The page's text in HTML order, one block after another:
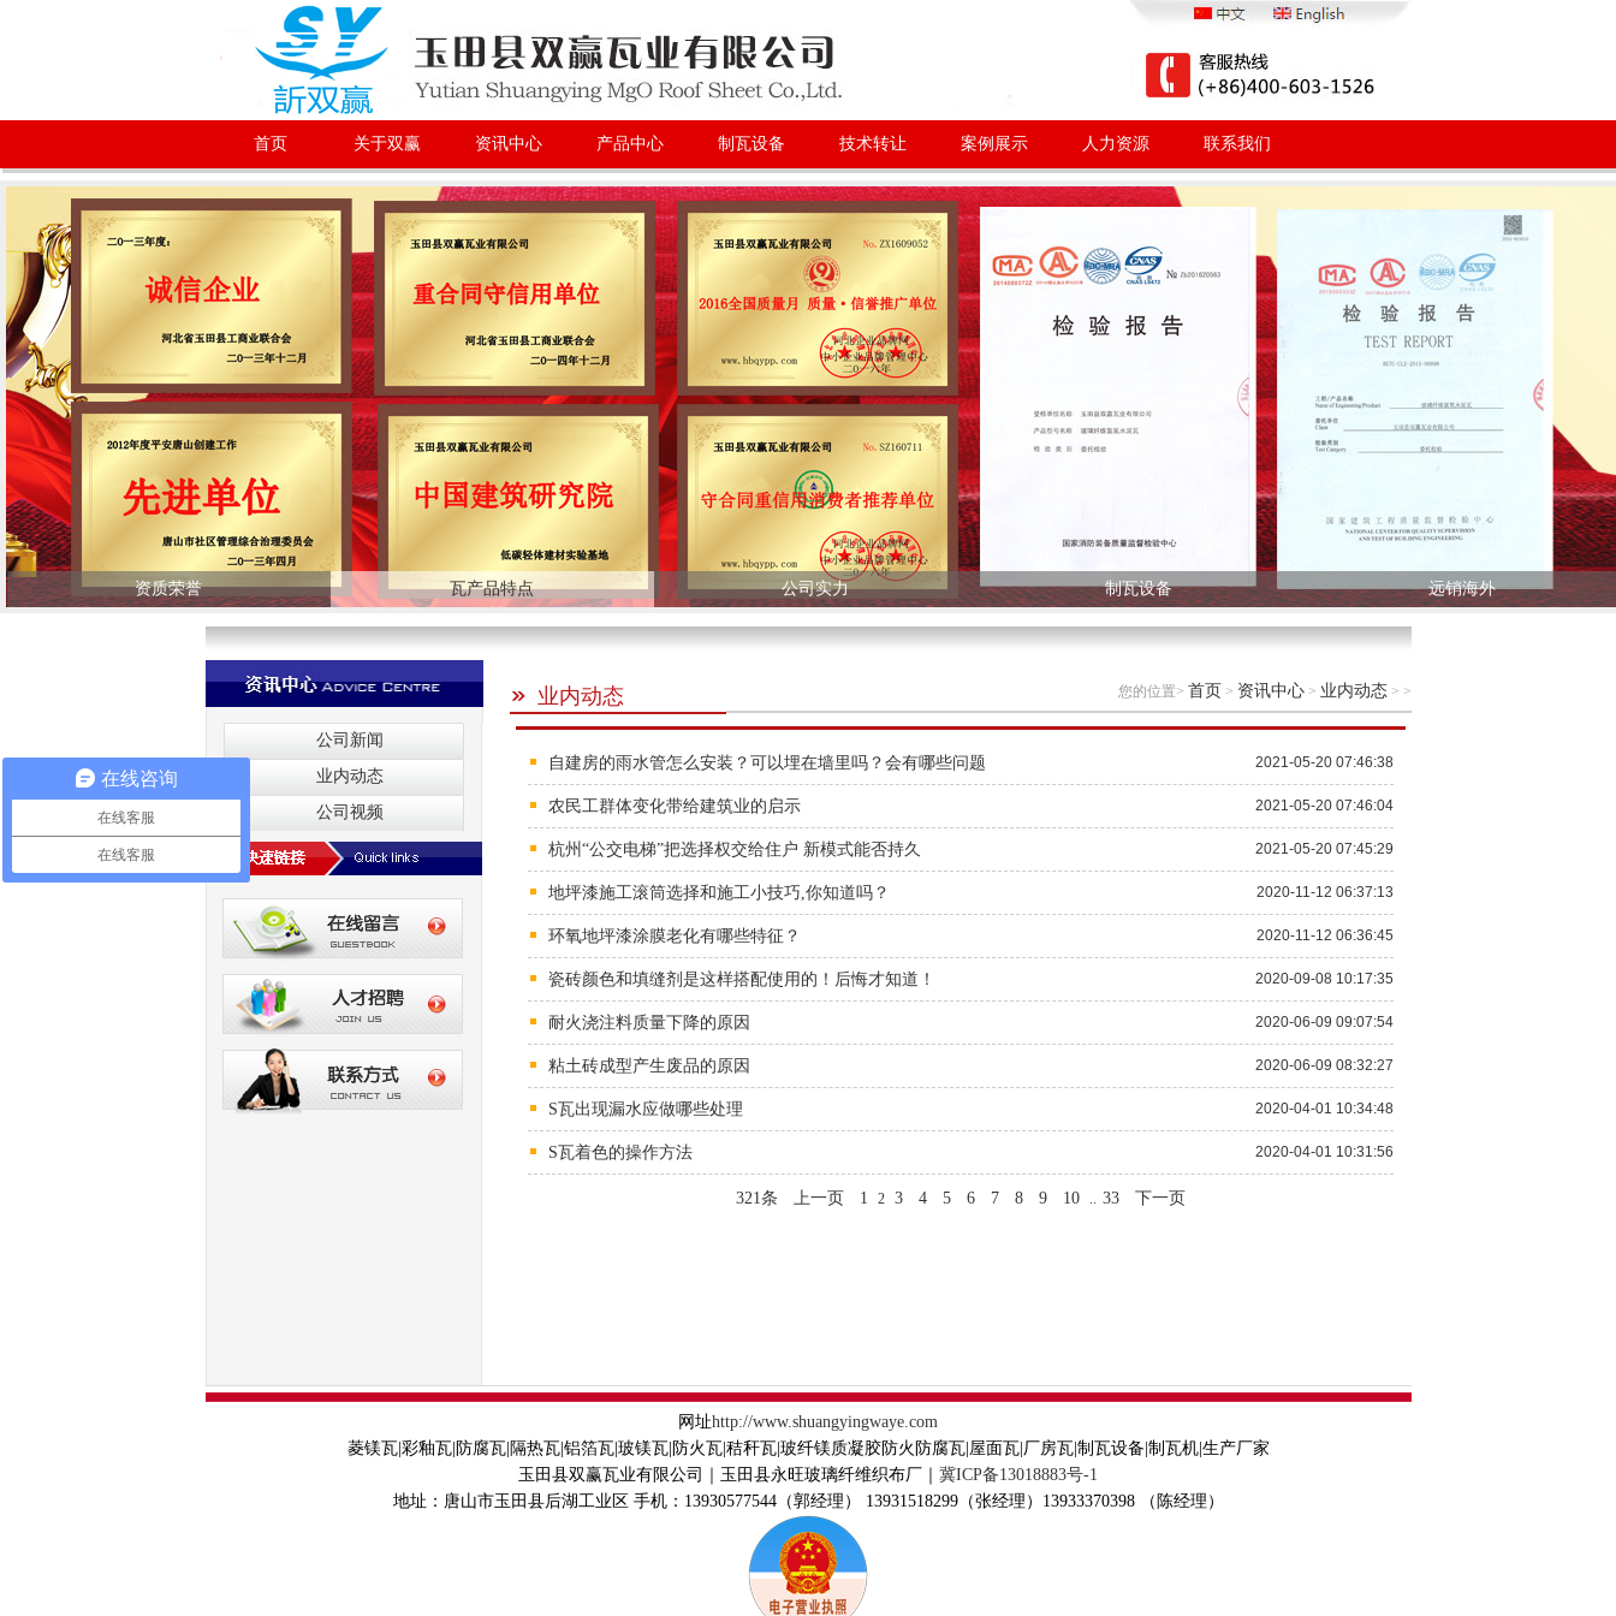
首页 关于双赢 资讯中心 产品中心 制瓦设备 技术转让 案例展示 人力资源 联系我们
资质荣誉 瓦产品特点 公司实力 制瓦设备 远销海外
公司新闻
业内动态
公司视频
业内动态 您的位置> 首页 > 资讯中心> 业内动态 > >
2021-05-20 07:46:38
自建房的雨水管怎么安装？可以埋在墙里吗？会有哪些问题
2021-05-20 07:46:04
农民工群体变化带给建筑业的启示
2021-05-20 07:45:29
杭州“公交电梯”把选择权交给住户 新模式能否持久
2020-11-12 06:37:13
地坪漆施工滚筒选择和施工小技巧,你知道吗？
2020-11-12 06:36:45
环氧地坪漆涂膜老化有哪些特征？
2020-09-08 10:17:35
瓷砖颜色和填缝剂是这样搭配使用的！后悔才知道！
2020-06-09 09:07:54
耐火浇注料质量下降的原因
2020-06-09 08:32:27
粘土砖成型产生废品的原因
2020-04-01 10:34:48
S瓦出现漏水应做哪些处理
2020-04-01 10:31:56
S瓦着色的操作方法
321条 上一页 1 2 3 4 5 6 7 8 9 10 .. 33 下一页
网址http://www.shuangyingwaye.com
菱镁瓦|彩釉瓦|防腐瓦|隔热瓦|铝箔瓦|玻镁瓦|防火瓦|秸秆瓦|玻纤镁质凝胶防火防腐瓦|屋面瓦|厂房瓦|制瓦设备|制瓦机|生产厂家
玉田县双赢瓦业有限公司｜玉田县永旺玻璃纤维织布厂｜ 冀ICP备13018883号-1
地址：唐山市玉田县后湖工业区 手机：13930577544（郭经理） 13931518299（张经理）13933370398 （陈经理）
在线咨询
在线客服
在线客服